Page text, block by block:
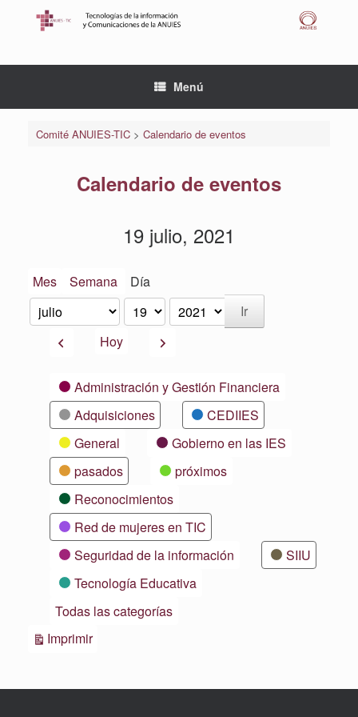
Menú
Comité ANUIES-TIC> Calendario de eventos
Calendario de eventos
19 julio, 2021
Mes Semana Día
Mes
Día
Año
AnteriorHoy Siguiente
CategoríasAdministración y Gestión Financiera
Adquisiciones
CEDIIES
General
Gobierno en las IES
pasados
próximos
Reconocimientos
Red de mujeres en TIC
Seguridad de la información
SIIU
Tecnología Educativa
Todas las categorías
ImprimirVistas